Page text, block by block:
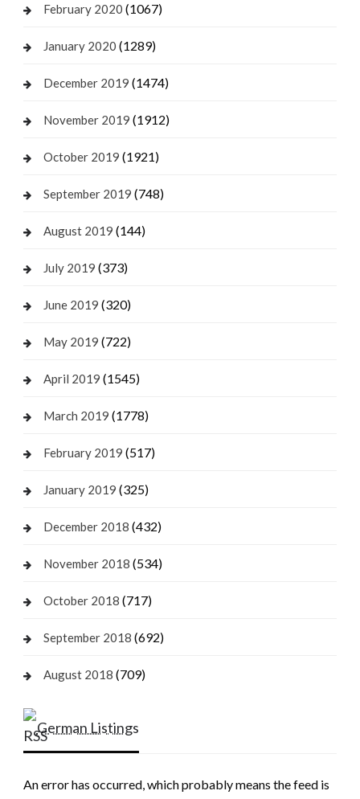
February 2020 (1067)
January 2020 (1289)
December 2019 (1474)
November 2019 (1912)
October 2019 (1921)
September 2019 (748)
August 2019 (144)
July 2019 (373)
June 2019 (320)
May 2019 (722)
April 2019 (1545)
March 2019 (1778)
February 2019 (517)
January 2019 (325)
December 2018 (432)
November 2018 (534)
October 2018 (717)
September 2018 (692)
August 2018 (709)
German Listings
An error has occurred, which probably means the feed is